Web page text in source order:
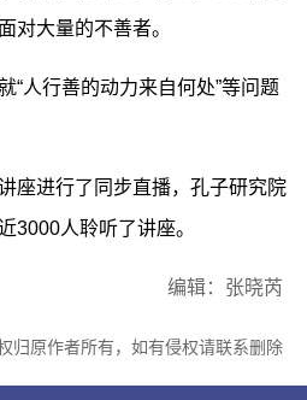
对大量的不善者。
行善的动力来自何处”等问题
进行了同步直播，孔子研究院
3000人聆听了讲座。
编辑：张晓芮
归原作者所有，如有侵权请联系删除